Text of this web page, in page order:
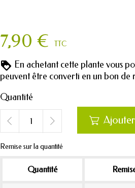
7,90 € TTC
En achetant cette plante vous
peuvent être converti en un bon de
Quantité

Remise sur la quantité
Quantité